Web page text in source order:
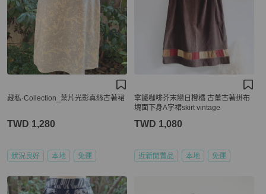
藏私·Collection_葉片光影真絲古著裙
TWD 1,280
狀況良好 本地 免運
拿鐵咖啡芥末戀日橙橘 古董古著拼布
塊面下身A字裙skirt vintage
TWD 1,080
近新閒置品 本地 免運